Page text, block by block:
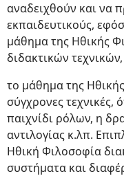
αναδειχθούν και να
εκπαιδευτικούς,
μάθημα της Ηθικής
διδακτικών τεχνικών,
το μάθημα της
σύγχρονες τεχνικές,
παιχνίδι ρόλων, η
αντιλογίας κ.λπ.
Ηθική Φιλοσοφία
συστήματα και